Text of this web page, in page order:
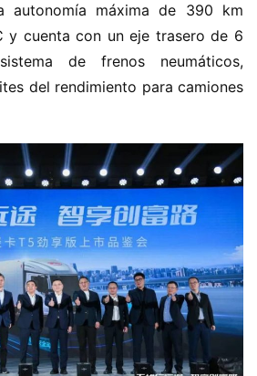
autonomía máxima de 390 km
y cuenta con un eje trasero de 6
de frenos neumáticos,
del rendimiento para camiones